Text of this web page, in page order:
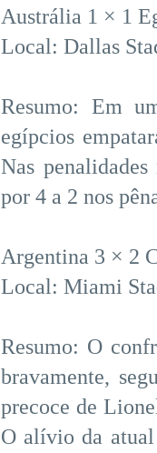
Austrália 1 × 1
Local: Dallas
Resumo: Em
egípcios
Nas
por 4 a 2 nos
Argentina 3 × 2
Local: Miami
Resumo: O
bravamente,
precoce de
O alívio da atual